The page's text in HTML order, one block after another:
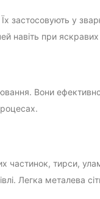
застосовують у
навіть при яскравих
Вони
частинок, тирси,
Легка металева